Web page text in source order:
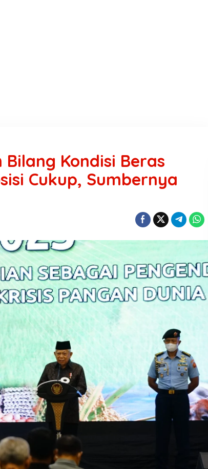
Kondisi Beras
Cukup, Sumbernya